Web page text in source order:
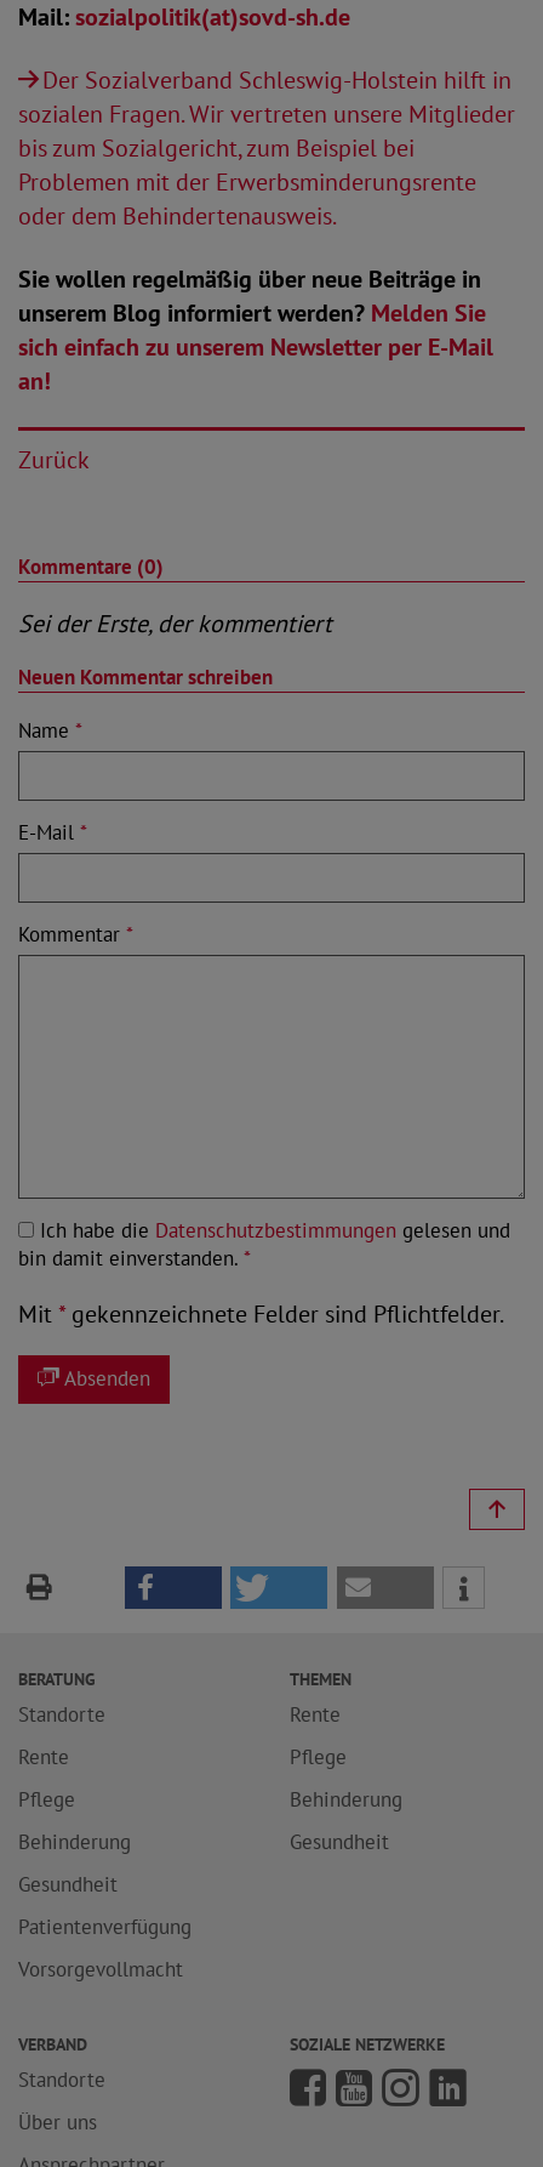
Mail:sozialpolitik(at)sovd-sh.de
Der Sozialverband Schleswig-Holstein hilft in
sozialen Fragen. Wir vertreten unsere Mitglieder
bis zum Sozialgericht, zum Beispiel bei
Problemen mit der Erwerbsminderungsrente
oder dem Behindertenausweis.
Sie wollen regelmäßig über neue Beiträge in
unserem Blog informiert werden? Melden Sie
sich einfach zu unserem Newsletter per E-Mail
an!
Zurück
Kommentare (0)
Sei der Erste, der kommentiert
Neuen Kommentar schreiben
Name *
E-Mail *
Kommentar *
Ich habe die Datenschutzbestimmungen gelesen und
bin damit einverstanden. *
Mit*gekennzeichnete Felder sind Pflichtfelder.
Absenden
BERATUNG
Standorte
Rente
Pflege
Behinderung
Gesundheit
Patientenverfügung
Vorsorgevollmacht
THEMEN
Rente
Pflege
Behinderung
Gesundheit
VERBAND
Standorte
Über uns
SOZIALE NETZWERKE